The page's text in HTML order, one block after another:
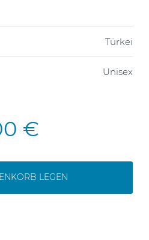
Türkei
Unisex
€
LEGEN